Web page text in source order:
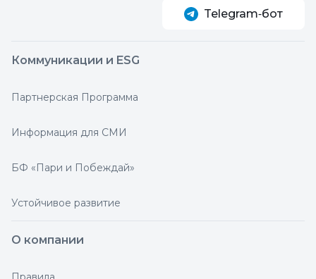
Telegram‑бот
Коммуникации и ESG
Партнерская Программа
Информация для СМИ
БФ «Пари и Побеждай»
Устойчивое развитие
О компании